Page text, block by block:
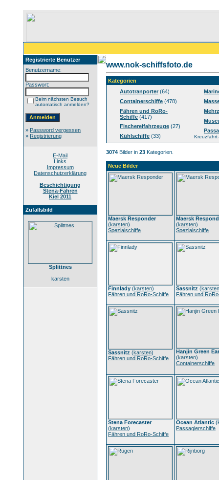
Registrierte Benutzer
Benutzername:
Passwort:
Beim nächsten Besuch
automatisch anmelden?
» Password vergessen
» Registrierung
E-Mail
Links
Impressum
Datenschutzerklärung
Beschichtigung
Stena-Fähren
Kiel 2011
Zufallsbild
Splittnes
karsten
www.nok-schiffsfoto.de
Kategorien
Autotranporter(64)
Containerschiffe (478)
Fähren und RoRo-
Schiffe (417)
Fischereifahrzeuge (27)
Kühlschiffe (33)
3074 Bilder in 23 Kategorien.
Neue Bilder
Maersk Responder
(karsten)
Spezialschiffe
Maersk
(karsten)
Spezialschiffe
Finnlady (karsten)
Fähren und RoRo-Schiffe
Sassnitz (karsten
Fähren und
Sassnitz (karsten)
Fähren und RoRo-Schiffe
Hanjin Green
(karsten)
Containerschiffe
Stena Forecaster
(karsten)
Fähren und RoRo-Schiffe
Ocean Atlantic (
Passagierschiffe